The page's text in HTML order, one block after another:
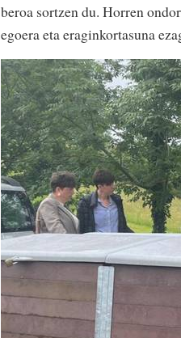
beroa sortzen du. Horren
egoera eta eraginkortasuna